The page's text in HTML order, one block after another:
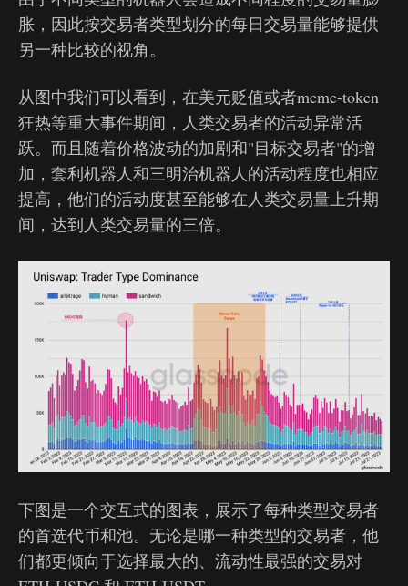
胀，因此按交易者类型划分的每日交易量能够提供
另一种比较的视角。
从图中我们可以看到，在美元贬值或者meme-token
狂热等重大事件期间，人类交易者的活动异常活
跃。而且随着价格波动的加剧和"目标交易者"的增
加，套利机器人和三明治机器人的活动程度也相应
提高，他们的活动度甚至能够在人类交易量上升期
间，达到人类交易量的三倍。
下图是一个交互式的图表，展示了每种类型交易者
的首选代币和池。无论是哪一种类型的交易者，他
们都更倾向于选择最大的、流动性最强的交易对